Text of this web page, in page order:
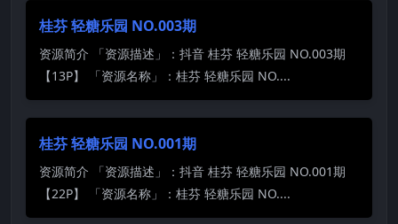
桂芬 轻糖乐园 NO.003期
资源简介 「资源描述」：抖音 桂芬 轻糖乐园 NO.003期
【13P】 「资源名称」：桂芬 轻糖乐园 NO....
桂芬 轻糖乐园 NO.001期
资源简介 「资源描述」：抖音 桂芬 轻糖乐园 NO.001期
【22P】 「资源名称」：桂芬 轻糖乐园 NO....